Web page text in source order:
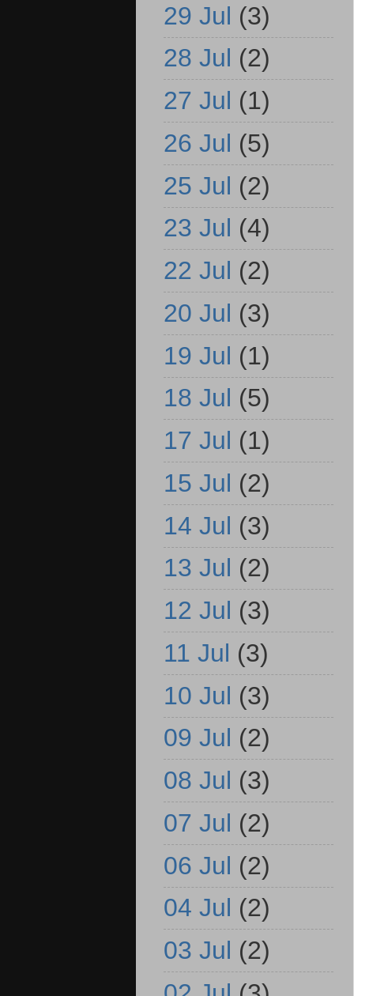
29 Jul (3)
28 Jul (2)
27 Jul (1)
26 Jul (5)
25 Jul (2)
23 Jul (4)
22 Jul (2)
20 Jul (3)
19 Jul (1)
18 Jul (5)
17 Jul (1)
15 Jul (2)
14 Jul (3)
13 Jul (2)
12 Jul (3)
11 Jul (3)
10 Jul (3)
09 Jul (2)
08 Jul (3)
07 Jul (2)
06 Jul (2)
04 Jul (2)
03 Jul (2)